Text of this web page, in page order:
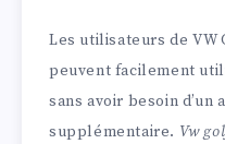
Les utilisateurs de VW
peuvent facilement
sans avoir besoin d’un
supplémentaire. Vw